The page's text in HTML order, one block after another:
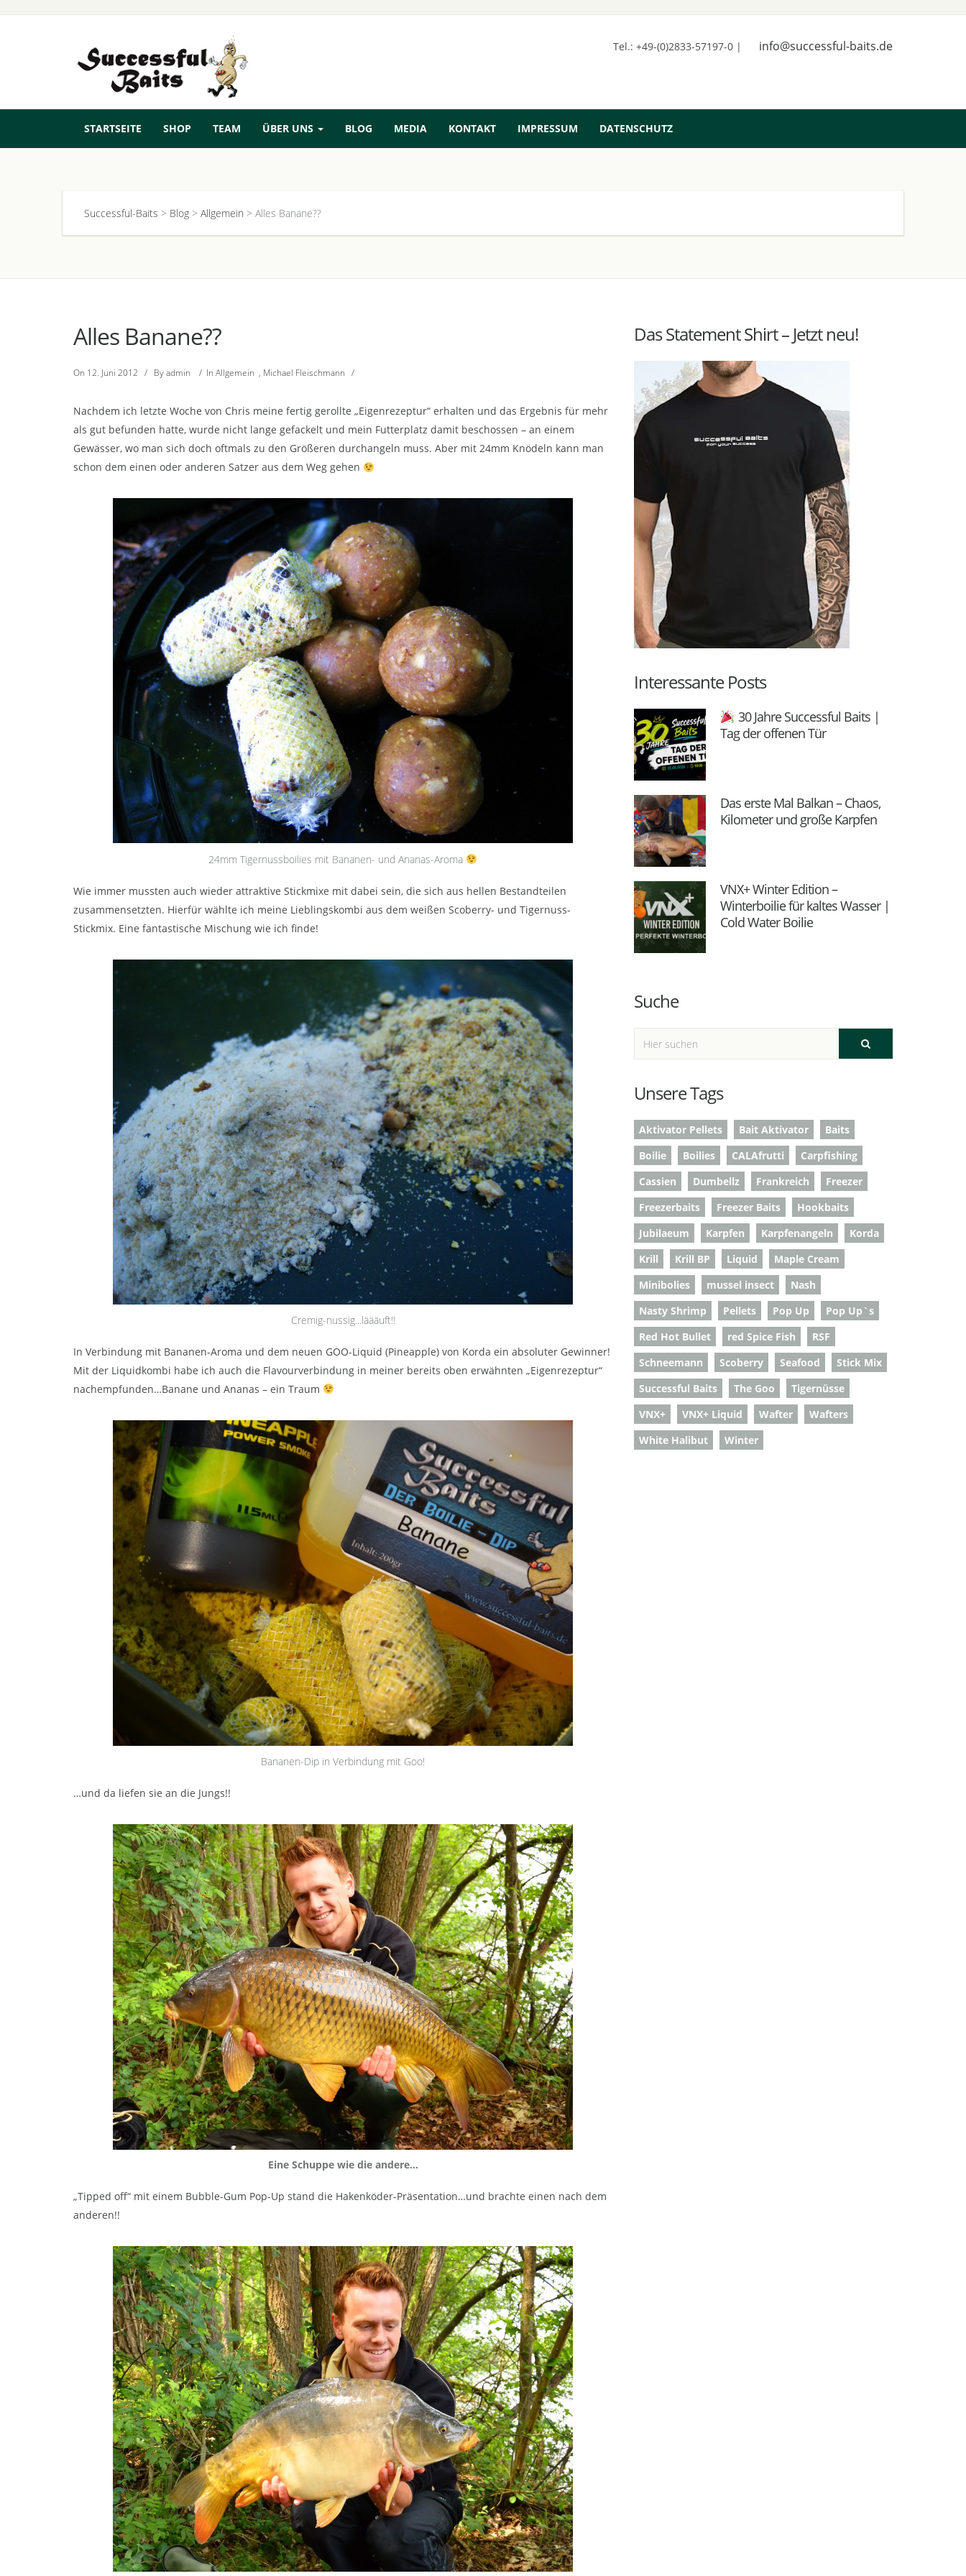
Tel.: +49-(0)2833-57197-0 | info@successful-baits.de
STARTSEITE SHOP TEAM ÜBER UNS BLOG MEDIA KONTAKT IMPRESSUM DATENSCHUTZ
Successful-Baits > Blog > Allgemein > Alles Banane??
Alles Banane??
On 12. Juni 2012 / Byadmin / In Allgemein , Michael Fleischmann /
Nachdem ich letzte Woche von Chris meine fertig gerollte „Eigenrezeptur“ erhalten und das Ergebnis für mehr
als gut befunden hatte, wurde nicht lange gefackelt und mein Futterplatz damit beschossen – an einem
Gewässer, wo man sich doch oftmals zu den Größeren durchangeln muss. Aber mit 24mm Knödeln kann man
schon dem einen oder anderen Satzer aus dem Weg gehen
24mm Tigernussboilies mit Bananen- und Ananas-Aroma
Wie immer mussten auch wieder attraktive Stickmixe mit dabei sein, die sich aus hellen Bestandteilen
zusammensetzten. Hierfür wählte ich meine Lieblingskombi aus dem weißen Scoberry- und Tigernuss-
Stickmix. Eine fantastische Mischung wie ich finde!
Cremig-nussig...läääuft!!
In Verbindung mit Bananen-Aroma und dem neuen GOO-Liquid (Pineapple) von Korda ein absoluter Gewinner!
Mit der Liquidkombi habe ich auch die Flavourverbindung in meiner bereits oben erwähnten „Eigenrezeptur“
nachempfunden…Banane und Ananas – ein Traum
Bananen-Dip in Verbindung mit Goo!
…und da liefen sie an die Jungs!!
Eine Schuppe wie die andere...
„Tipped off“ mit einem Bubble-Gum Pop-Up stand die Hakenköder-Präsentation…und brachte einen nach dem
anderen!!
Das Statement Shirt – Jetzt neu!
Interessante Posts
30 Jahre Successful Baits |
Tag der offenen Tür
Das erste Mal Balkan – Chaos,
Kilometer und große Karpfen
VNX+ Winter Edition –
Winterboilie für kaltes Wasser |
Cold Water Boilie
Suche
Unsere Tags
Aktivator Pellets Bait Aktivator
Baits
Boilie
Boilies CALAfrutti
Carpfishing
Cassien
Dumbellz Frankreich
Freezer
Freezerbaits
Freezer Baits
Hookbaits
Jubilaeum
Karpfen Karpfenangeln
Korda
Krill
Krill BP Liquid
Maple Cream
Minibolies
mussel insect
Nash
Nasty Shrimp
Pellets Pop Up
Pop Up`s
Red Hot Bullet
red Spice Fish
RSF
Schneemann
Scoberry Seafood
Stick Mix
Successful Baits
The Goo
Tigernüsse
VNX+
VNX+ Liquid Wafter
Wafters
White Halibut
Winter